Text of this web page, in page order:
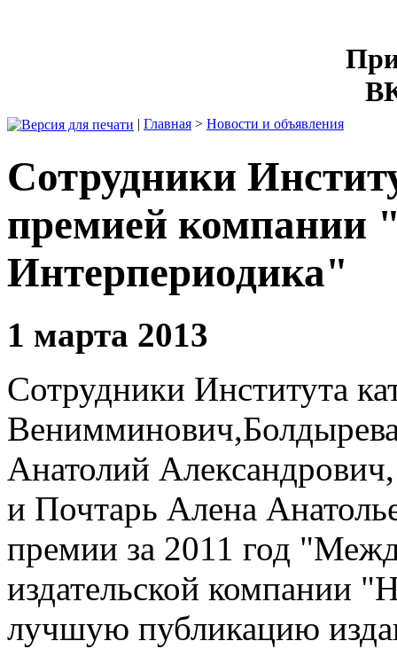
| Главная > Новости и объявления
Сотрудники
премией компании
Интерпериодика"
1 марта 2013
Сотрудники Института
Анатолий
и Почтарь Алена
премии за 2011 год
издательской компании
лучшую публикацию